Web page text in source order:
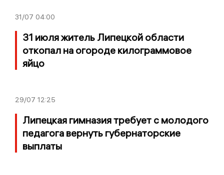
31/07 04:00
31 июля житель Липецкой области
откопал на огороде килограммовое
яйцо
29/07 12:25
Липецкая гимназия требует с молодого
педагога вернуть губернаторские
выплаты